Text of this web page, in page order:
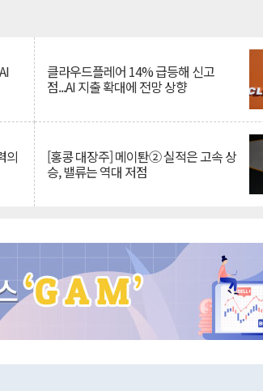
클라우드플레어 14% 급등해 신고
점...AI 지출 확대에 전망 상향
의 [홍콩 대장주] 메이퇀② 실적은 고속 상
승, 밸류는 역대 저점